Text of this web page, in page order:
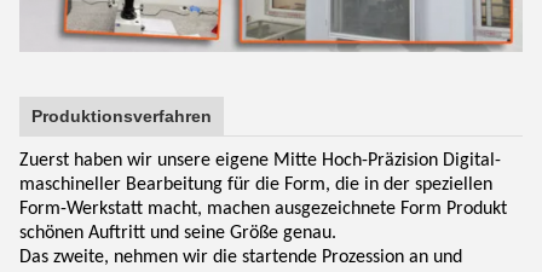
Produktionsverfahren
Zuerst haben wir unsere eigene Mitte Hoch-Präzision Digital-
maschineller Bearbeitung für die Form, die in der speziellen
Form-Werkstatt macht, machen ausgezeichnete Form Produkt
schönen Auftritt und seine Größe genau.
Das zweite, nehmen wir die startende Prozession an und